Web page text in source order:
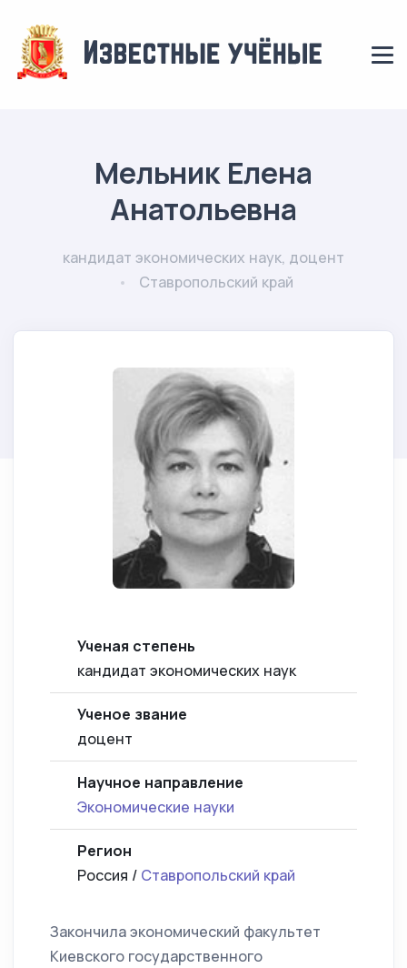
Мельник Елена
Анатольевна
кандидат экономических наук, доцент
Ставропольский край
Ученая степень
кандидат экономических наук
Ученое звание
доцент
Научное направление
Экономические науки
Регион
Россия / Ставропольский край
Закончила экономический факультет
Киевского государственного